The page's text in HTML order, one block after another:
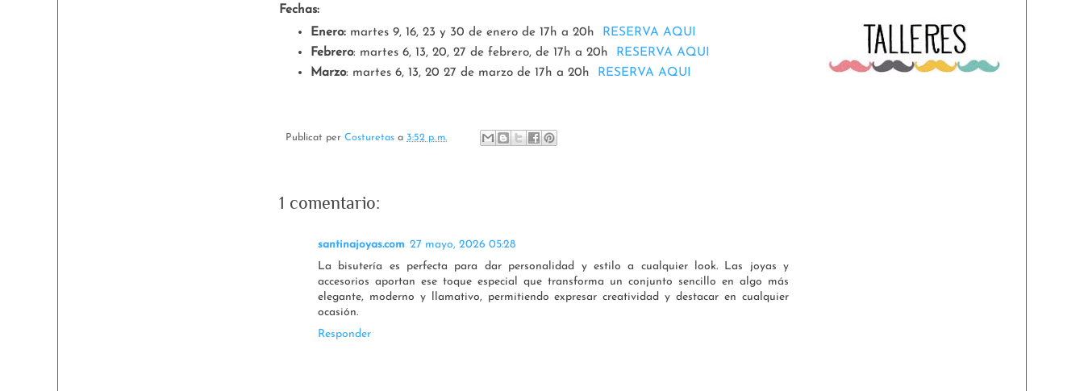
Fechas:
Enero:martes 9, 16, 23 y 30 de enero de 17h a 20h RESERVA AQUI
Febrero: martes 6, 13, 20, 27 de febrero, de 17h a 20h RESERVA AQUI
Marzo: martes 6, 13, 20 27 de marzo de 17h a 20h RESERVA AQUI
Publicat per Costuretas a 3:52 p. m.
1 comentario:
santinajoyas.com 27 mayo, 2026 05:28
La bisutería es perfecta para dar personalidad y estilo a cualquier look. Las joyas y
accesorios aportan ese toque especial que transforma un conjunto sencillo en algo más
elegante, moderno y llamativo, permitiendo expresar creatividad y destacar en cualquier
ocasión.
Responder